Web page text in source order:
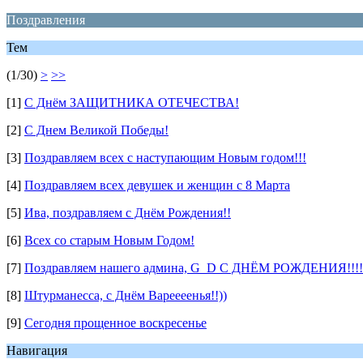
Поздравления
Тем
(1/30) > >>
[1] С Днём ЗАЩИТНИКА ОТЕЧЕСТВА!
[2] С Днем Великой Победы!
[3] Поздравляем всех с наступающим Новым годом!!!
[4] Поздравляем всех девушек и женщин с 8 Марта
[5] Ива, поздравляем с Днём Рождения!!
[6] Всех со старым Новым Годом!
[7] Поздравляем нашего админа, G_D С ДНЁМ
[8] Штурманесса, с Днём Вареееенья!!))
[9] Сегодня прощенное воскресенье
Навигация